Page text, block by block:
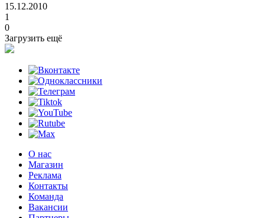
15.12.2010
1
0
Загрузить ещё
О нас
Магазин
Реклама
Контакты
Команда
Вакансии